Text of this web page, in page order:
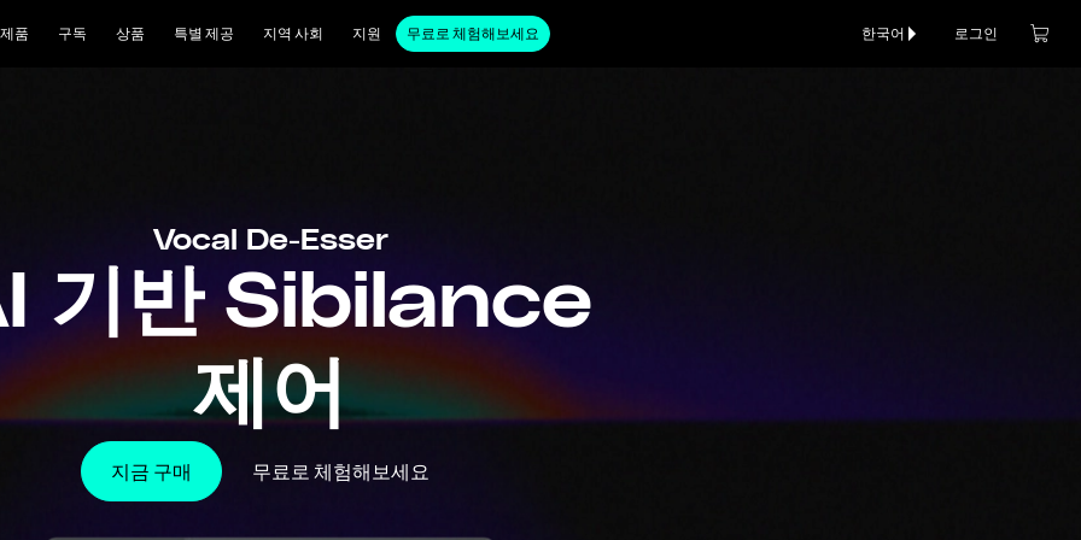
제품 구독 상품 특별 제공 지역 사회 지원 무료로 체험해보세요 한국어 로그인
Vocal De-Esser
기반 Sibilance
제어
지금 구매 무료로 체험해보세요